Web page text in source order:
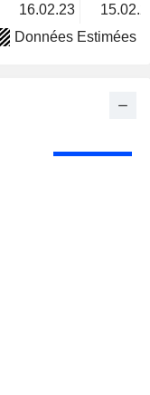
16.02.23
Données Estimées